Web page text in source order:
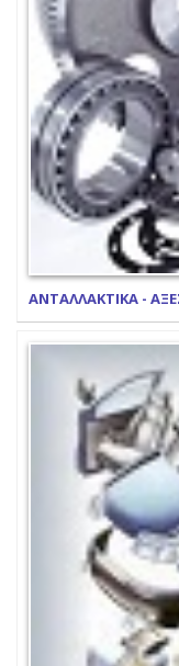
ΑΝΤΑΛΛΑΚΤΙΚΑ -